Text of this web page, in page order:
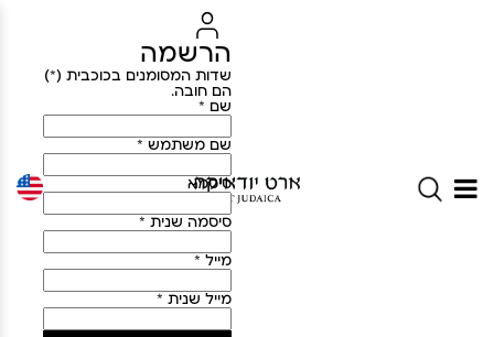
הרשמה
שדות המסומנים בכוכבית (*)
הם חובה.
שם *
שם משתמש *
סיסמא
סיסמה שנית *
מייל *
מייל שנית *